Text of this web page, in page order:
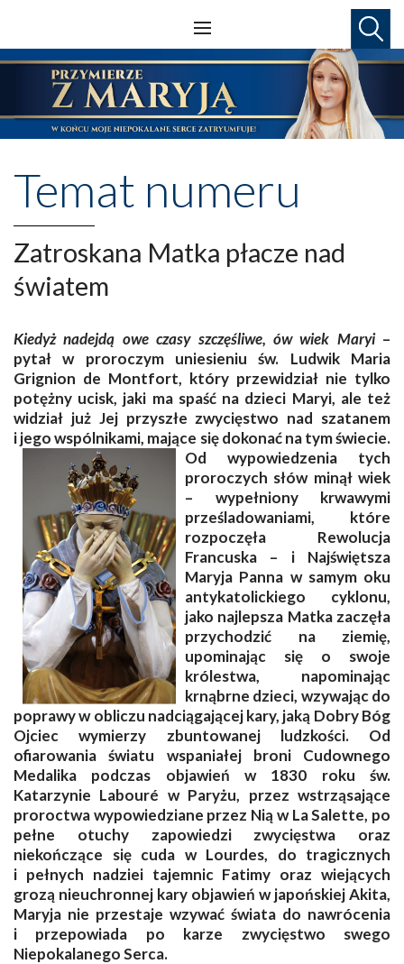
Temat numeru
Zatroskana Matka płacze nad
światem
Kiedyż nadejdą owe czasy szczęśliwe, ów wiek Maryi–
pytał w proroczym uniesieniu św. Ludwik Maria
Grignion de Montfort, który przewidział nie tylko
potężny ucisk, jaki ma spaść na dzieci Maryi, ale też
widział już Jej przyszłe zwycięstwo nad szatanem
i jego wspólnikami, mające się dokonać na tym świecie.
Od wypowiedzenia tych
proroczych słów minął wiek
– wypełniony krwawymi
prześladowaniami, które
rozpoczęła Rewolucja
Francuska – i Najświętsza
Maryja Panna w samym oku
antykatolickiego cyklonu,
jako najlepsza Matka zaczęła
przychodzić na ziemię,
upominając się o swoje
królestwa, napominając
krnąbrne dzieci, wzywając do
poprawy w obliczu nadciągającej kary, jaką Dobry Bóg
Ojciec wymierzy zbuntowanej ludzkości. Od
ofiarowania światu wspaniałej broni Cudownego
Medalika podczas objawień w 1830 roku św.
Katarzynie Labouré w Paryżu, przez wstrząsające
proroctwa wypowiedziane przez Nią w La Salette, po
pełne otuchy zapowiedzi zwycięstwa oraz
niekończące się cuda w Lourdes, do tragicznych
i pełnych nadziei tajemnic Fatimy oraz wiejących
grozą nieuchronnej kary objawień w japońskiej Akita,
Maryja nie przestaje wzywać świata do nawrócenia
i przepowiada po karze zwycięstwo swego
Niepokalanego Serca.